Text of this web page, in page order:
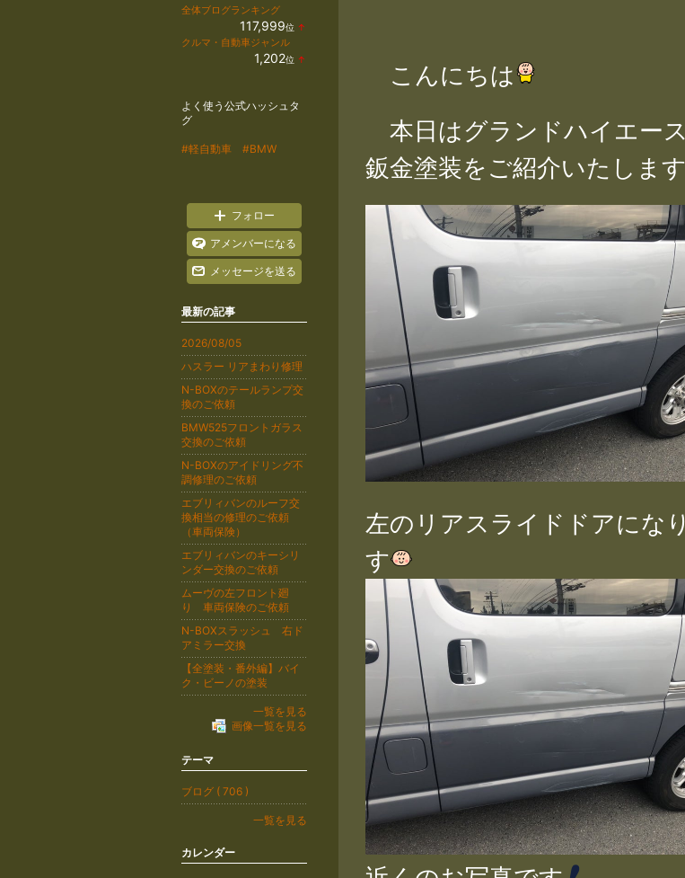
こんにちは
本日はグランドハイエー
鈑金塗装をご紹介いたします
左のリアスライドドアにな
す
全体ブログランキング
117,999位 ↑
クルマ・自動車ジャンル
1,202位 ↑
よく使う公式ハッシュタ
グ
#軽自動車 #BMW
フォロー
アメンバーになる
メッセージを送る
最新の記事
2026/08/05
ハスラー リアまわり修理
N-BOXのテールランプ交
換のご依頼
BMW525フロントガラス
交換のご依頼
N-BOXのアイドリング不
調修理のご依頼
エブリィバンのルーフ交
換相当の修理のご依頼
（車両保険）
エブリィバンのキーシリ
ンダー交換のご依頼
ムーヴの左フロント廻
り 車両保険のご依頼
N-BOXスラッシュ 右ド
アミラー交換
【全塗装・番外編】バイ
ク・ビーノの塗装
一覧を見る
画像一覧を見る
テーマ
ブログ ( 706 )
一覧を見る
カレンダー